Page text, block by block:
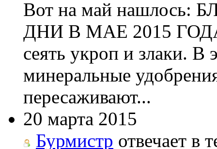
Вот на май
ДНИ В МАЕ 2015 ГОДА
сеять укроп и злаки. В
минеральные
пересаживают...
20 марта 2015
Бурмистр отвечает в